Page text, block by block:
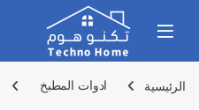
Skip to navigation
Skip to content
الرئيسية ادوات المطبخ